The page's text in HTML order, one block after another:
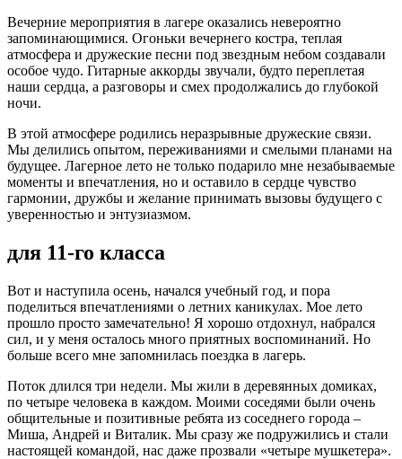
Вечерние мероприятия в лагере оказались невероятно
запоминающимися. Огоньки вечернего костра, теплая
атмосфера и дружеские песни под звездным небом создавали
особое чудо. Гитарные аккорды звучали, будто переплетая
наши сердца, а разговоры и смех продолжались до глубокой
ночи.
В этой атмосфере родились неразрывные дружеские связи.
Мы делились опытом, переживаниями и смелыми планами на
будущее. Лагерное лето не только подарило мне незабываемые
моменты и впечатления, но и оставило в сердце чувство
гармонии, дружбы и желание принимать вызовы будущего c
уверенностью и энтузиазмом.
для 11-го класса
Вот и наступила осень, начался учебный год, и пора
поделиться впечатлениями о летних каникулах. Мое лето
прошло просто замечательно! Я хорошо отдохнул, набрался
сил, и у меня осталось много приятных воспоминаний. Но
больше всего мне запомнилась поездка в лагерь.
Поток длился три недели. Мы жили в деревянных домиках,
по четыре человека в каждом. Моими соседями были очень
общительные и позитивные ребята из соседнего города –
Миша, Андрей и Виталик. Мы сразу же подружились и стали
настоящей командой, нас даже прозвали «четыре мушкетера».